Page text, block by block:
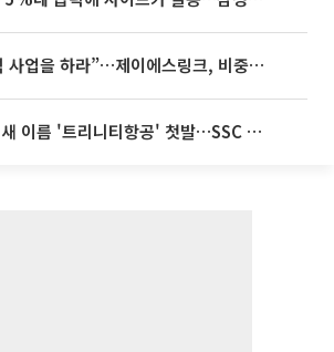
트럼프 “자석 사업을 하라”…제이에스링크, 비중국 영구자석 공급망 구축 속도
티웨이항공, 새 이름 '트리니티항공' 첫발…SSC 전략 본격화